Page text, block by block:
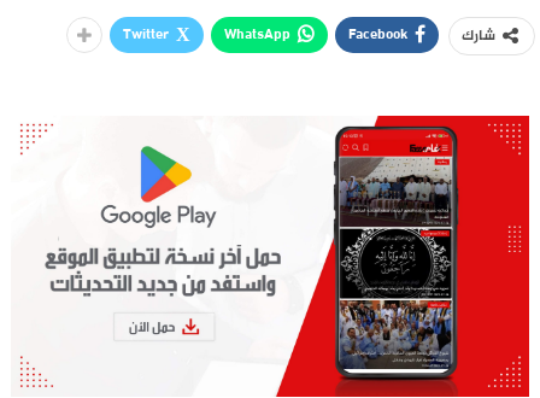
شارك Facebook
WhatsApp
Twitter